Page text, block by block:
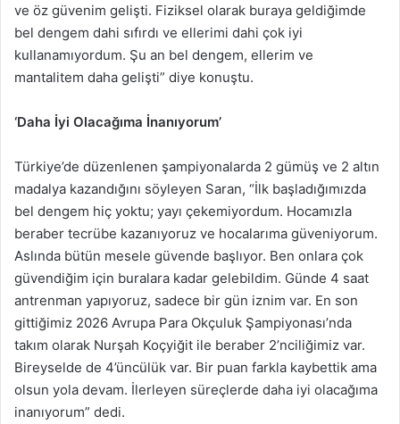
ve öz güvenim gelişti. Fiziksel olarak buraya geldiğimde
bel dengem dahi sıfırdı ve ellerimi dahi çok iyi
kullanamıyordum. Şu an bel dengem, ellerim ve
mantalitem daha gelişti” diye konuştu.
‘Daha İyi Olacağıma İnanıyorum’
Türkiye’de düzenlenen şampiyonalarda 2 gümüş ve 2 altın
madalya kazandığını söyleyen Saran, “İlk başladığımızda
bel dengem hiç yoktu; yayı çekemiyordum. Hocamızla
beraber tecrübe kazanıyoruz ve hocalarıma güveniyorum.
Aslında bütün mesele güvende başlıyor. Ben onlara çok
güvendiğim için buralara kadar gelebildim. Günde 4 saat
antrenman yapıyoruz, sadece bir gün iznim var. En son
gittiğimiz 2026 Avrupa Para Okçuluk Şampiyonası’nda
takım olarak Nurşah Koçyiğit ile beraber 2’nciliğimiz var.
Bireyselde de 4’üncülük var. Bir puan farkla kaybettik ama
olsun yola devam. İlerleyen süreçlerde daha iyi olacağıma
inanıyorum” dedi.